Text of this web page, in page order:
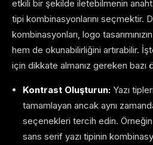
etkili bir şekilde iletebilmenin
tipi kombinasyonlarını seçmektir.
kombinasyonları, logo
hem de okunabilirliğini artırabilir.
için dikkate almanız gereken bazı
Kontrast Oluşturun: Yazı
tamamlayan ancak aynı
seçenekleri tercih edin.
sans serif yazı tipinin